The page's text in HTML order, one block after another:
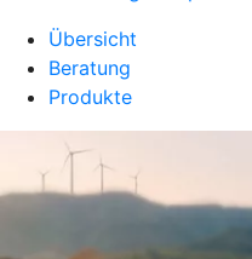
Übersicht
Beratung
Produkte